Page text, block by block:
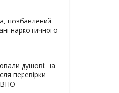
позбавлений
наркотичного
душові: на
перевірки
ВПО